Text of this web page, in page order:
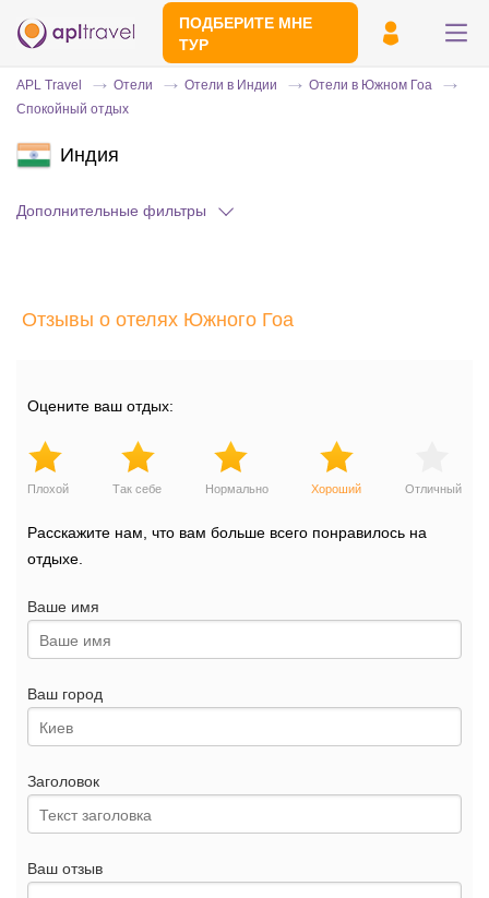
ПОДБЕРИТЕ МНЕ
ТУР
APL Travel Отели Отели в Индии
Отели в Южном Гоа
Спокойный отдых
Индия
Дополнительные фильтры
Отзывы о отелях Южного Гоа
Оцените ваш отдых:
Плохой Так себе Нормально Хороший Отличный
Расскажите нам, что вам больше всего понравилось на
отдыхе.
Ваше имя
Ваш город
Заголовок
Ваш отзыв